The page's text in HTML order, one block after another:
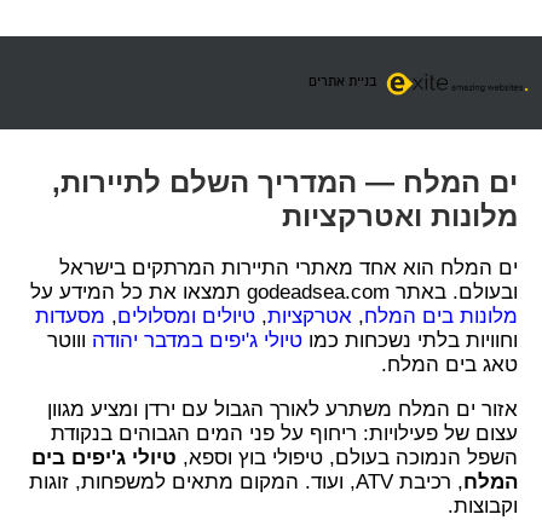
בניית אתרים
ים המלח — המדריך השלם לתיירות,
מלונות ואטרקציות
ים המלח הוא אחד מאתרי התיירות המרתקים בישראל
ובעולם. באתר godeadsea.com תמצאו את כל המידע על
מלונות בים המלח, אטרקציות, טיולים ומסלולים, מסעדות
וחוויות בלתי נשכחות כמו טיולי ג'יפים במדבר יהודה וווטר
טאג בים המלח.
אזור ים המלח משתרע לאורך הגבול עם ירדן ומציע מגוון
עצום של פעילויות: ריחוף על פני המים הגבוהים בנקודת
השפל הנמוכה בעולם, טיפולי בוץ וספא, טיולי ג'יפים בים
המלח
, רכיבת ATV, ועוד. המקום מתאים למשפחות, זוגות
וקבוצות.